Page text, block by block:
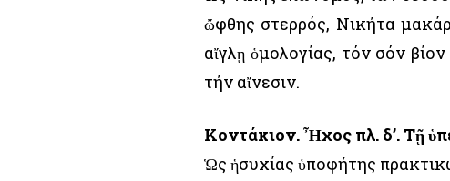
ὤφθης στερρός, Νικήτα
αἴγλῃ ὁμολογίας, τόν σόν
τήν αἴνεσιν.
Κοντάκιον. Ἦχος πλ. δ’. Τῇ
Ὡς ἡσυχίας ὑποφήτης